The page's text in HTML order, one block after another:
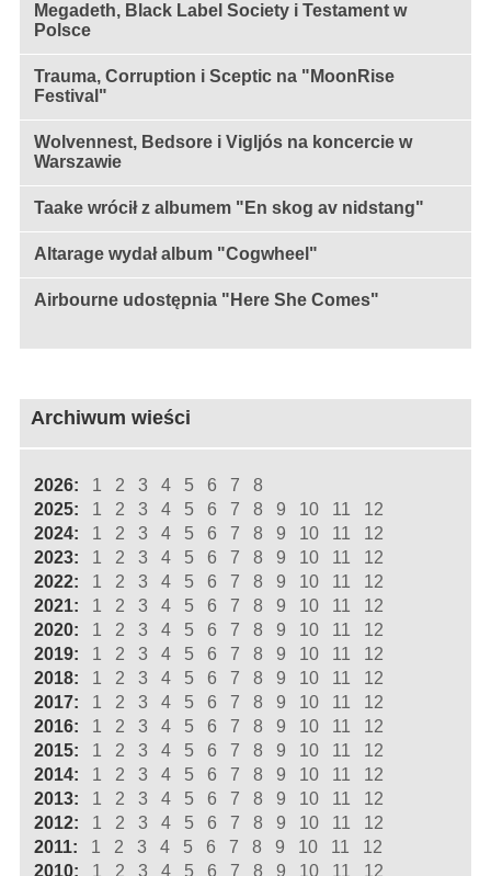
Megadeth, Black Label Society i Testament w
Polsce
Trauma, Corruption i Sceptic na "MoonRise
Festival"
Wolvennest, Bedsore i Vigljós na koncercie w
Warszawie
Taake wrócił z albumem "En skog av nidstang"
Altarage wydał album "Cogwheel"
Airbourne udostępnia "Here She Comes"
Archiwum wieści
2026: 1 2 3 4 5 6 7
8
2025:
1 2 3 4 5 6 7 8 9 10 11
12
2024:
1 2 3 4 5 6 7 8 9 10 11
12
2023:
1 2 3 4 5 6 7 8 9 10 11
12
2022:
1 2 3 4 5 6 7 8 9 10 11
12
2021:
1 2 3 4 5 6 7 8 9 10 11
12
2020:
1 2 3 4 5 6 7 8 9 10 11
12
2019:
1 2 3 4 5 6 7 8 9 10 11
12
2018:
1 2 3 4 5 6 7 8 9 10 11
12
2017:
1 2 3 4 5 6 7 8 9 10 11
12
2016:
1 2 3 4 5 6 7 8 9 10 11
12
2015:
1 2 3 4 5 6 7 8 9 10 11
12
2014:
1 2 3 4 5 6 7 8 9 10 11
12
2013:
1 2 3 4 5 6 7 8 9 10 11
12
2012:
1 2 3 4 5 6 7 8 9 10 11
12
2011:
1 2 3 4 5 6 7 8 9 10 11
12
2010:
1 2 3 4 5 6 7 8 9 10 11 12